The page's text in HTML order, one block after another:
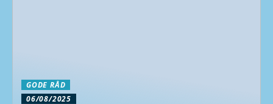
GODE RÅD
06/08/2025